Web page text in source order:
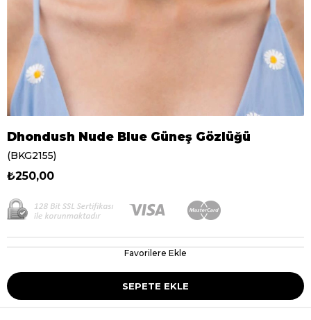
Dhondush Nude Blue Güneş Gözlüğü
(BKG2155)
₺250,00
Favorilere Ekle